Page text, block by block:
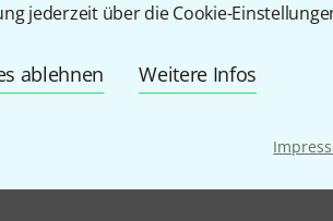
jederzeit über die Cookie-
ablehnen Weitere Infos